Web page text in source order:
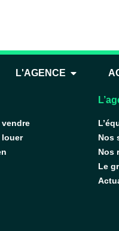
L'AGENCE
louer
Nos
Nos
Le